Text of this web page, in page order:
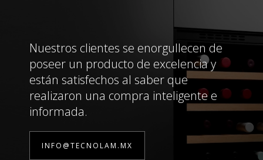
Nuestros clientes se enorgullecen de
poseer un producto de excelencia y
están satisfechos al saber que
realizaron una compra inteligente e
informada.
INFO@TECNOLAM.MX